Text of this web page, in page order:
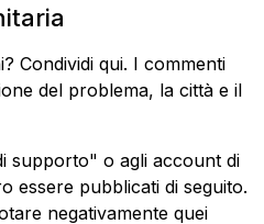
Condividi qui. I commenti
del problema, la città e il
supporto" o agli account di
essere pubblicati di seguito.
negativamente quei